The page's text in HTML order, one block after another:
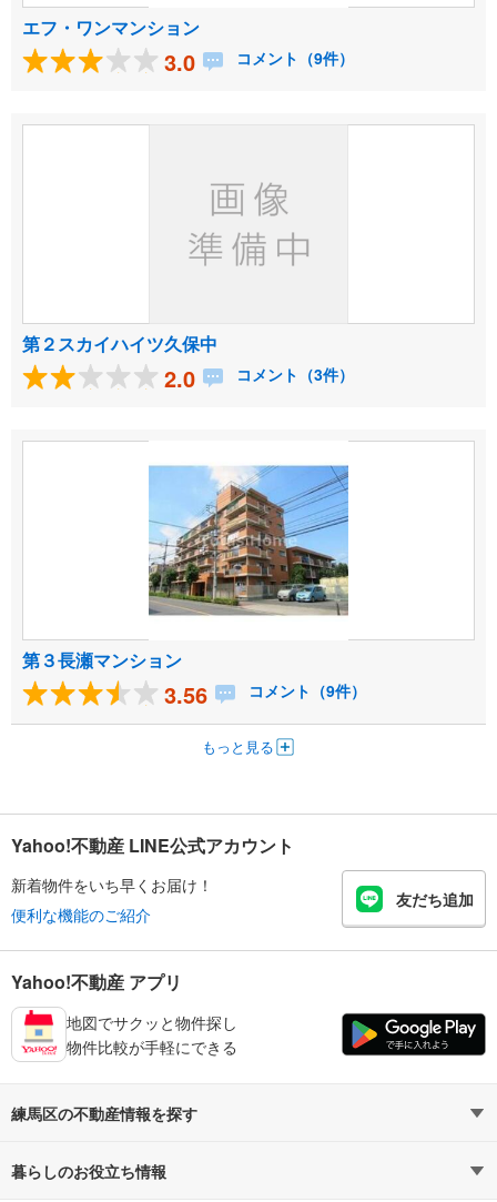
エフ・ワンマンション
3.0 コメント（9件）
第２スカイハイツ久保中
2.0 コメント（3件）
第３長瀬マンション
3.56 コメント（9件）
もっと見る
Yahoo!不動産 LINE公式アカウント
新着物件をいち早くお届け！
便利な機能のご紹介
友だち追加
Yahoo!不動産 アプリ
地図でサクッと物件探し
物件比較が手軽にできる
練馬区の不動産情報を探す
不動産・住宅
暮らしのお役立ち情報